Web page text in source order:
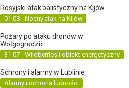
Rosyjski atak balistyczny na Kijów
01.08 - Nocny atak na Kijów
Pożary po ataku dronów w
Wołgogradzie
31.07 - Wildberries i obiekt energetyczny
Schrony i alarmy w Lublinie
Alarmy i ochrona ludności